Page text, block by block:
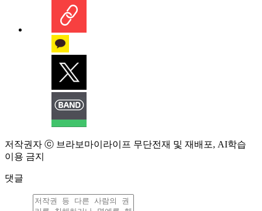
저작권자 ⓒ 브라보마이라이프 무단전재 및 재배포, AI학습
이용 금지
댓글